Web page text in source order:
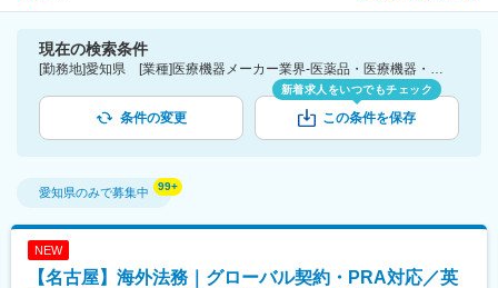
現在の検索条件
[勤務地]愛知県 [業種]医療機器メーカー業界-医薬品・医療機器・ライフサイエンス・医療系サービス [詳細条件](待遇・福利厚生)固定給25万円以上
条件の変更
新着求人をいつでもチェック
この条件を保存
愛知県のみで募集中
NEW
【名古屋】海外法務｜グローバル契約・PRA対応／英